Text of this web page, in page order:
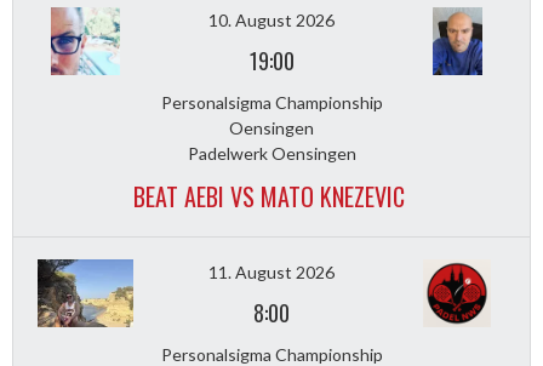
10. August 2026
19:00
Personalsigma Championship
Oensingen
Padelwerk Oensingen
BEAT AEBI VS MATO KNEZEVIC
11. August 2026
8:00
Personalsigma Championship